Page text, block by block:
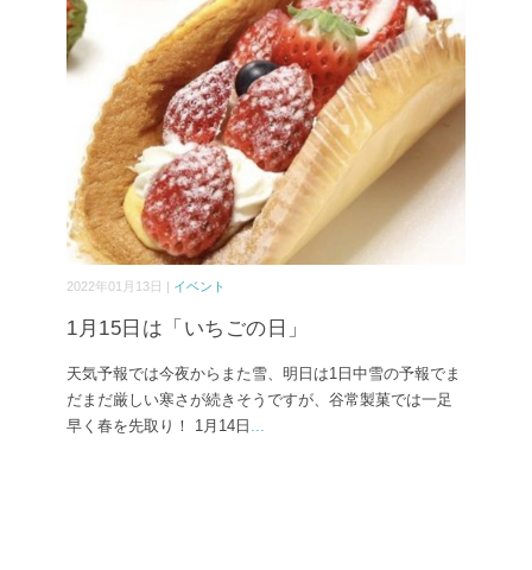
2022年01月13日 | イベント
1月15日は「いちごの日」
天気予報では今夜からまた雪、明日は1日中雪の予報でま
だまだ厳しい寒さが続きそうですが、谷常製菓では一足
早く春を先取り！ 1月14日 ...